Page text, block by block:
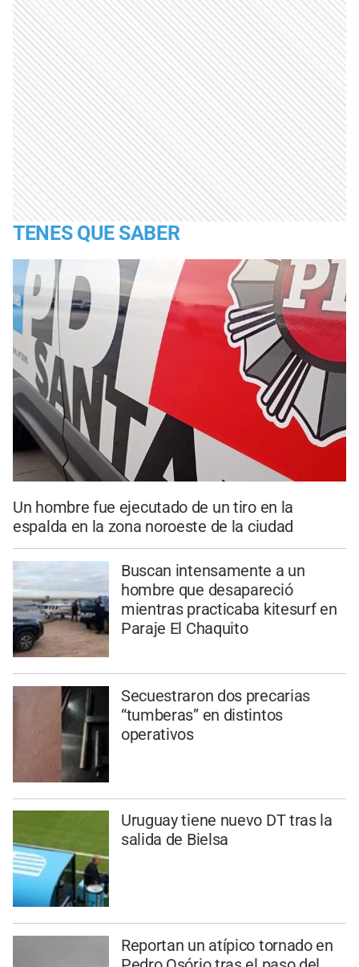
TENES QUE SABER
Un hombre fue ejecutado de un tiro en la
espalda en la zona noroeste de la ciudad
Buscan intensamente a un
hombre que desapareció
mientras practicaba kitesurf en
Paraje El Chaquito
Secuestraron dos precarias
“tumberas” en distintos
operativos
Uruguay tiene nuevo DT tras la
salida de Bielsa
Reportan un atípico tornado en